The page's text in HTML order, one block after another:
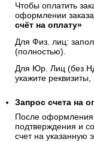
Чтобы оплатить
оформлении
счёт на оплату»
Для Физ. лиц:
(полностью).
Для Юр. Лиц (без
укажите
Запрос счета на
После оформления
подтверждения и
счет на указанную